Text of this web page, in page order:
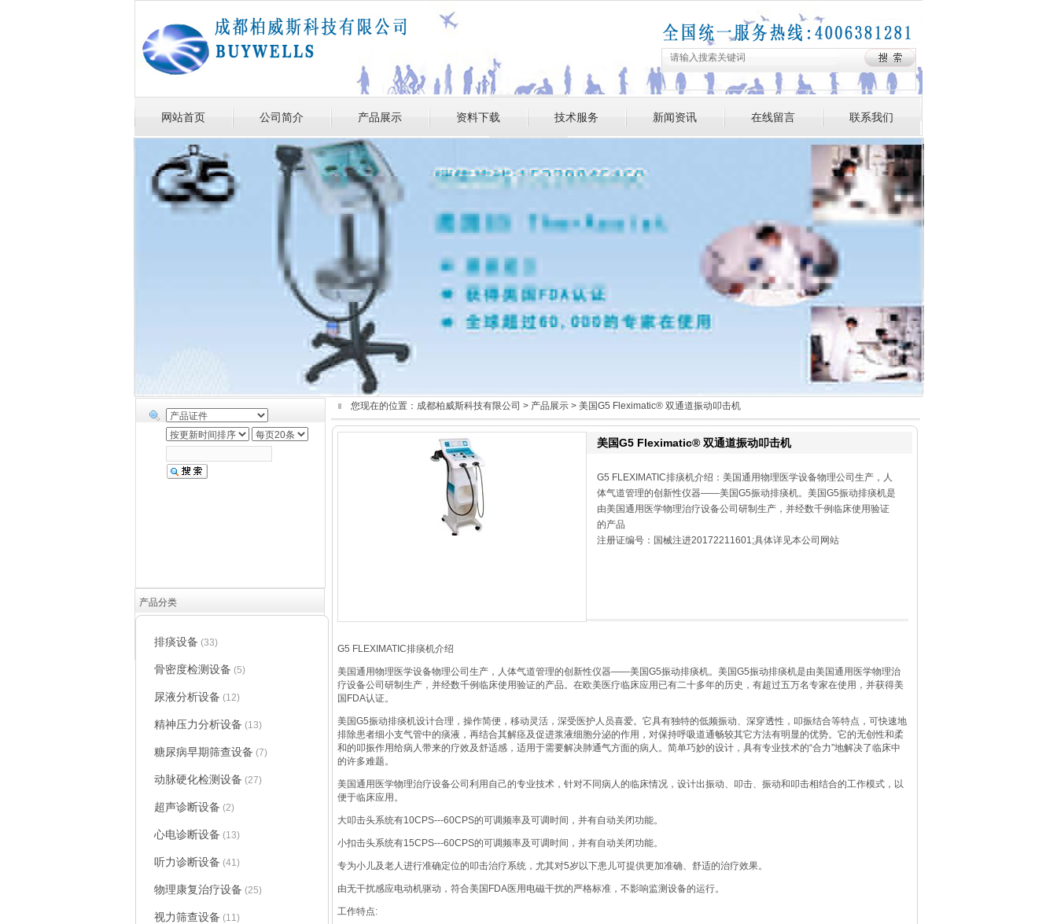
网站首页 公司简介 产品展示 资料下载 技术服务 新闻资讯 在线留言 联系我们
产品分类
您现在的位置： 成都柏威斯科技有限公司 > 产品展示 > 美国G5 Fleximatic® 双通道振动叩击机
美国G5 Fleximatic® 双通道振动叩击机
G5 FLEXIMATIC排痰机介绍：美国通用物理医学设备物理公司生产，人
体气道管理的创新性仪器——美国G5振动排痰机。美国G5振动排痰机是
由美国通用医学物理治疗设备公司研制生产，并经数千例临床使用验证
的产品
注册证编号：国械注进20172211601;具体详见本公司网站
G5 FLEXIMATIC排痰机介绍
美国通用物理医学设备物理公司生产，人体气道管理的创新性仪器——美国G5振动排痰机。美国G5振动排痰机是由美国通用医学物理治
疗设备公司研制生产，并经数千例临床使用验证的产品。在欧美医疗临床应用已有二十多年的历史，有超过五万名专家在使用，并获得美
国FDA认证。
美国G5振动排痰机设计合理，操作简便，移动灵活，深受医护人员喜爱。它具有独特的低频振动、深穿透性，叩振结合等特点，可快速地
排除患者细小支气管中的痰液，再结合其解痉及促进浆液细胞分泌的作用，对保持呼吸道通畅较其它方法有明显的优势。它的无创性和柔
和的叩振作用给病人带来的疗效及舒适感，适用于需要解决肺通气方面的病人。简单巧妙的设计，具有专业技术的“合力”地解决了临床中
的许多难题。
美国通用医学物理治疗设备公司利用自己的专业技术，针对不同病人的临床情况，设计出振动、叩击、振动和叩击相结合的工作模式，以
便于临床应用。
大叩击头系统有10CPS---60CPS的可调频率及可调时间，并有自动关闭功能。
小扣击头系统有15CPS---60CPS的可调频率及可调时间，并有自动关闭功能。
专为小儿及老人进行准确定位的叩击治疗系统，尤其对5岁以下患儿可提供更加准确、舒适的治疗效果。
由无干扰感应电动机驱动，符合美国FDA医用电磁干扰的严格标准，不影响监测设备的运行。
工作特点:
排痰设备 (33)
骨密度检测设备 (5)
尿液分析设备 (12)
精神压力分析设备 (13)
糖尿病早期筛查设备 (7)
动脉硬化检测设备 (27)
超声诊断设备 (2)
心电诊断设备 (13)
听力诊断设备 (41)
物理康复治疗设备 (25)
视力筛查设备 (11)